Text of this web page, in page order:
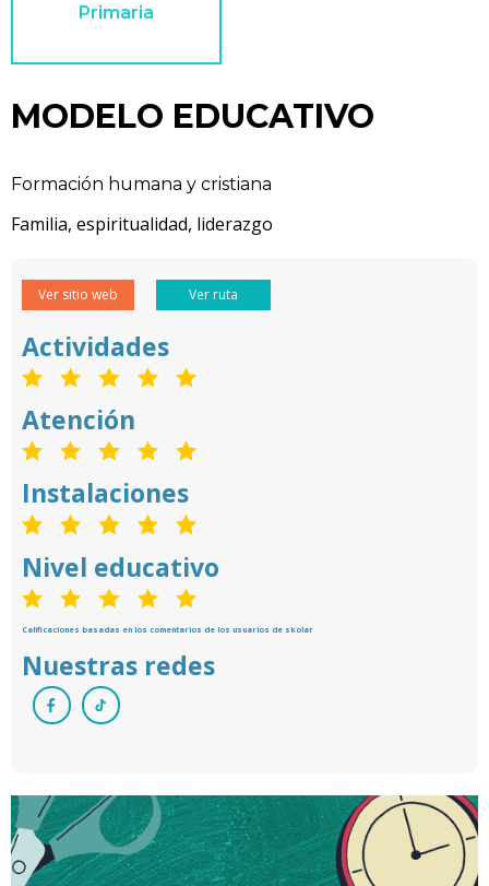
Primaria
MODELO EDUCATIVO
Formación humana y cristiana
Familia, espiritualidad, liderazgo
Ver sitio web Ver ruta
Actividades
Atención
Instalaciones
Nivel educativo
Calificaciones basadas en los comentarios de los usuarios de skolar
Nuestras redes